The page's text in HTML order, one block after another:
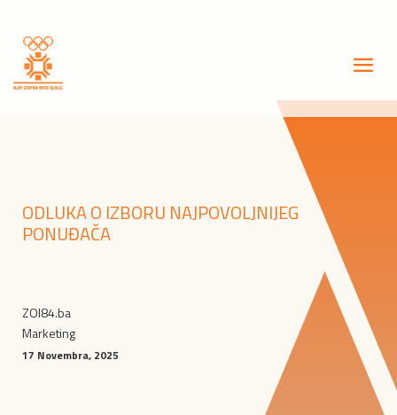
ODLUKA O IZBORU NAJPOVOLJNIJEG
PONUĐAČA
ZOI84.ba
Marketing
17 Novembra, 2025